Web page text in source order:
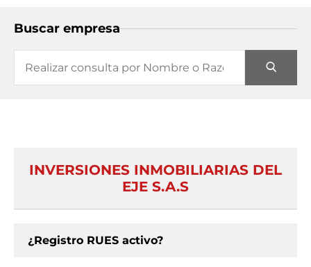
Buscar empresa
INVERSIONES INMOBILIARIAS DEL
EJE S.A.S
¿Registro RUES activo?